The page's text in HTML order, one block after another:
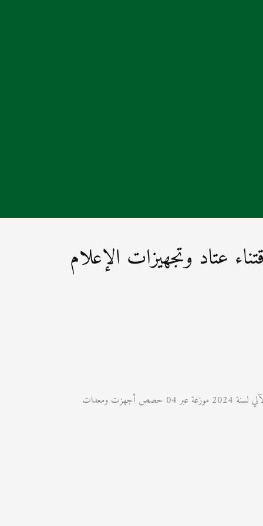
عتاد وتجهيزات الإعلام
تعلن شركة استغلال وتسيير المحطات البرية للجزائر صوقرال عن طلب عروض مفتوح مع اشتراط قدرات دنيا من أجل اقتناء معدات ووسائل للإعلام الآلي لسنة 2024 موزعة عبر 04 حصص أجهزت ومعدات